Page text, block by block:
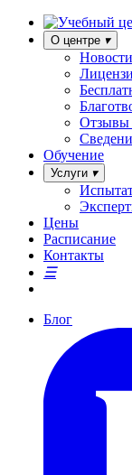
О центре
Новости
Отзывы
Обучение
Услуги
Цены
Расписание
Контакты
Блог